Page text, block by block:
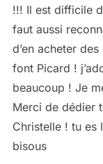
!!! Il est difficile
faut aussi
d’en acheter
font Picard !
beaucoup ! Je
Merci de dédier
Christelle ! tu es
bisous